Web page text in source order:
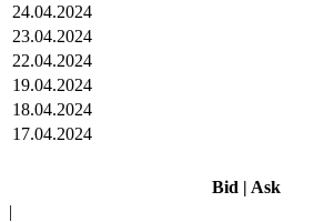
24.04.2024
23.04.2024
22.04.2024
19.04.2024
18.04.2024
17.04.2024
Bid | Ask
|